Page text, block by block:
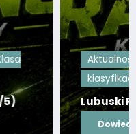
Klasa Okręgowa
16/4)